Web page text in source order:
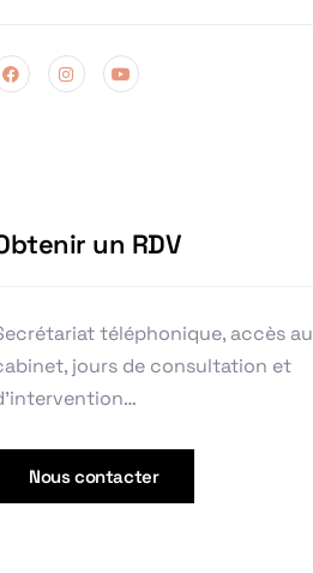
un RDV
téléphonique, accès au
jours de consultation et
Nous contacter